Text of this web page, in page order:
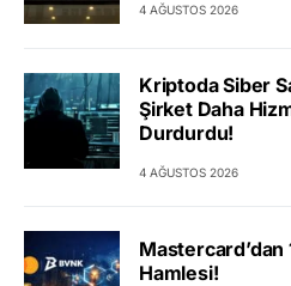
4 AĞUSTOS 2026
Kriptoda Siber
Şirket Daha
Durdurdu!
4 AĞUSTOS 2026
Mastercard’dan
Hamlesi!